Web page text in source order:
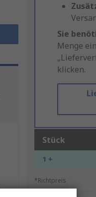
Sie
Menge
klicken.
Stück
1 +
*Richtpreis